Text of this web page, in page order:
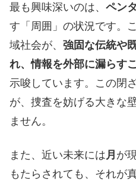
最も興味深いのは、 ペン
す「周囲」の状況です。
域社会が、 強固な伝統や
れ、情報を外部に漏らす
示唆しています。この閉
が、捜査を妨げる大きな
ません。
また、近い未来には 月 が
もたらされても、それが